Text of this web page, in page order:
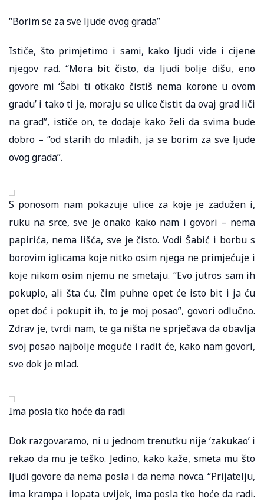
“Borim se za sve ljude ovog grada”
Ističe, što primjetimo i sami, kako ljudi vide i cijene
njegov rad. “Mora bit čisto, da ljudi bolje dišu, eno
govore mi ‘Šabi ti otkako čistiš nema korone u ovom
gradu’ i tako ti je, moraju se ulice čistit da ovaj grad liči
na grad”, ističe on, te dodaje kako želi da svima bude
dobro – “od starih do mladih, ja se borim za sve ljude
ovog grada”.
S ponosom nam pokazuje ulice za koje je zadužen i,
ruku na srce, sve je onako kako nam i govori – nema
papirića, nema lišća, sve je čisto. Vodi Šabić i borbu s
borovim iglicama koje nitko osim njega ne primjećuje i
koje nikom osim njemu ne smetaju. “Evo jutros sam ih
pokupio, ali šta ću, čim puhne opet će isto bit i ja ću
opet doć i pokupit ih, to je moj posao”, govori odlučno.
Zdrav je, tvrdi nam, te ga ništa ne sprječava da obavlja
svoj posao najbolje moguće i radit će, kako nam govori,
sve dok je mlad.
Ima posla tko hoće da radi
Dok razgovaramo, ni u jednom trenutku nije ‘zakukao’ i
rekao da mu je teško. Jedino, kako kaže, smeta mu što
ljudi govore da nema posla i da nema novca. “Prijatelju,
ima krampa i lopata uvijek, ima posla tko hoće da radi.